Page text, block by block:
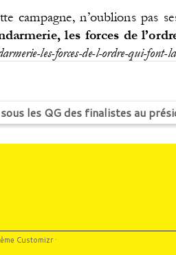
les QG des finalistes au
Customizr·